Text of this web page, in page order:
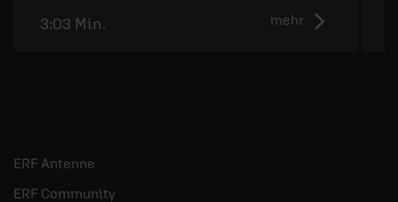
mehr
3:03 Min.
ERF Antenne
ERF Community